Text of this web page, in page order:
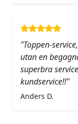
"Toppen-
utan en
superbra
kundservice!!"
Anders D.